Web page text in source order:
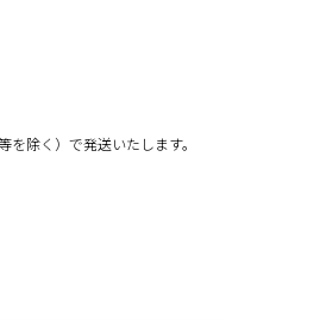
除く）で発送いたします。